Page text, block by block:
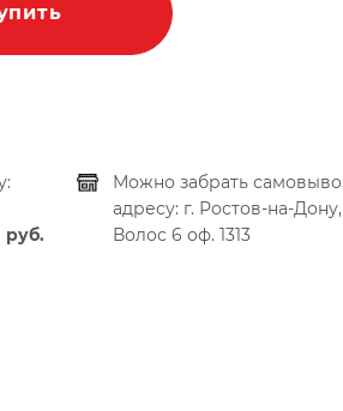
руб.
Можно забрать
адресу: г. Ростов-на-
Волос 6 оф. 1313